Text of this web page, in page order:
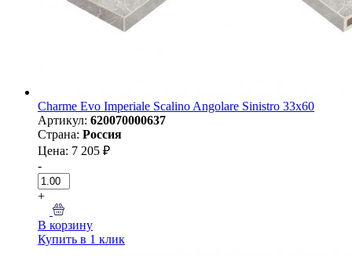
Charme Evo Imperiale Scalino Angolare Sinistro 33х60
Артикул: 620070000637
Страна: Россия
Цена: 7 205 ₽
-
+
В корзину
Купить в 1 клик